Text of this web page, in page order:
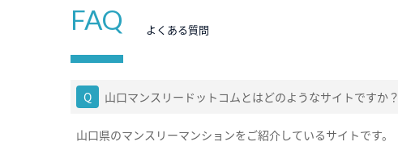
FAQ よくある質問
山口マンスリードットコムとはどのようなサイトですか？
山口県のマンスリーマンションをご紹介しているサイトです。